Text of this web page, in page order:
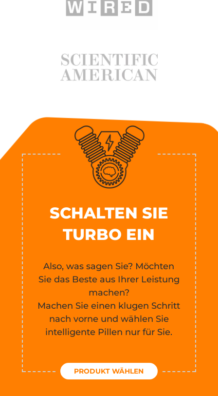
SCHALTEN SIE
TURBO EIN
Also, was sagen Sie? Möchten
Sie das Beste aus Ihrer Leistung
machen?
Machen Sie einen klugen Schritt
nach vorne und wählen Sie
intelligente Pillen nur für Sie.
PRODUKT WÄHLEN